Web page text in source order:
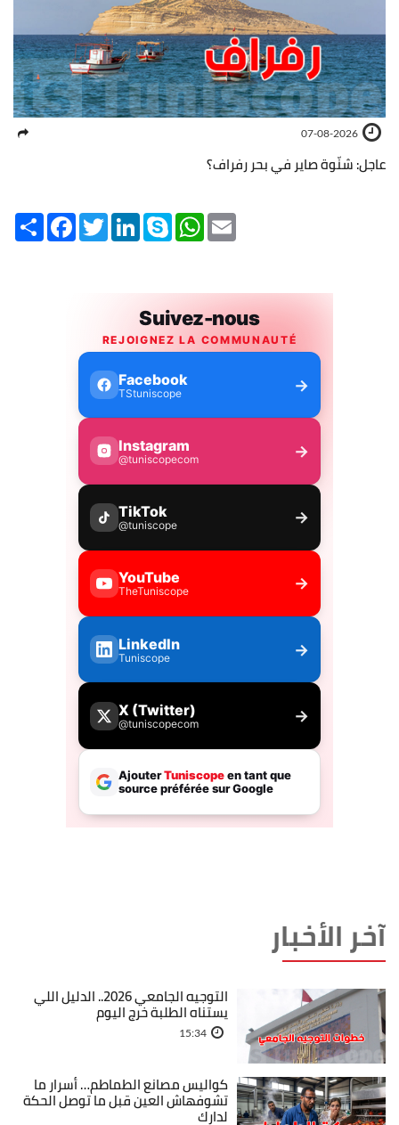
07-08-2026
عاجل: شنّوة صاير في بحر رفراف؟
Share FacebookTwitterLinkedInSkype WhatsApp
آخر الأخبار
التوجيه الجامعي 2026.. الدليل اللي
يستناه الطلبة خرج اليوم
15:34
كواليس مصانع الطماطم… أسرار ما
تشوفهاش العين قبل ما توصل الحكة
لدارك